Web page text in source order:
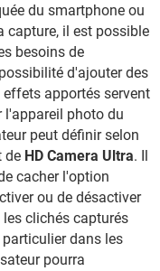
du smartphone ou
capture, il est possible
besoins de
d'ajouter des
apportés servent
l'appareil photo du
peut définir selon
de HD Camera Ultra. Il
cacher l'option
ou de désactiver
les clichés capturés
dans les
pourra